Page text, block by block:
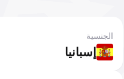
إسبانيا
الجنسية